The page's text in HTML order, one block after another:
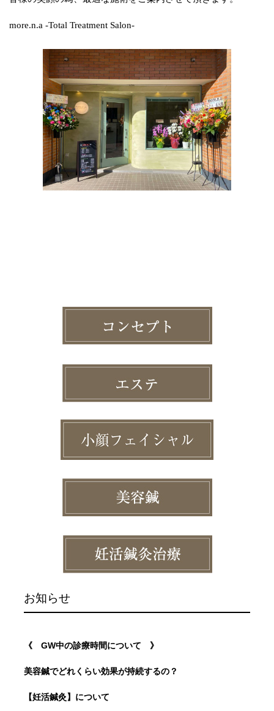
more.n.a -Total Treatment Salon-
お知らせ
《 GW中の診療時間について 》
美容鍼でどれくらい効果が持続するの？
【妊活鍼灸】について